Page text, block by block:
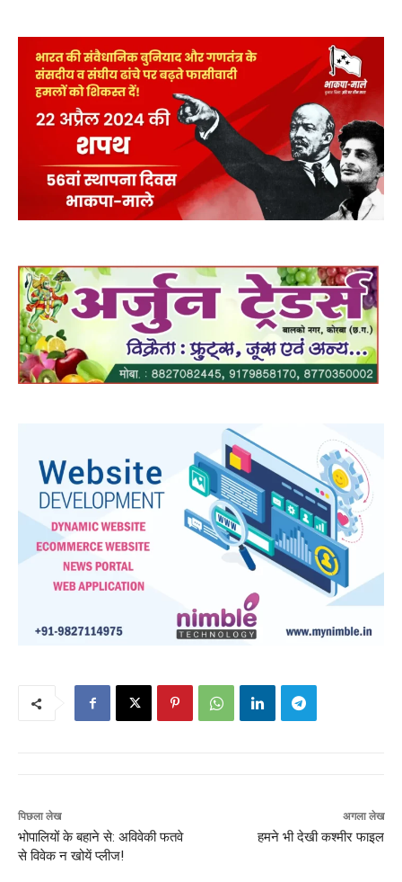
पिछला लेख
भोपालियों के बहाने से: अविवेकी फतवे
से विवेक न खोयें प्लीज!
अगला लेख
हमने भी देखी कश्मीर फाइल